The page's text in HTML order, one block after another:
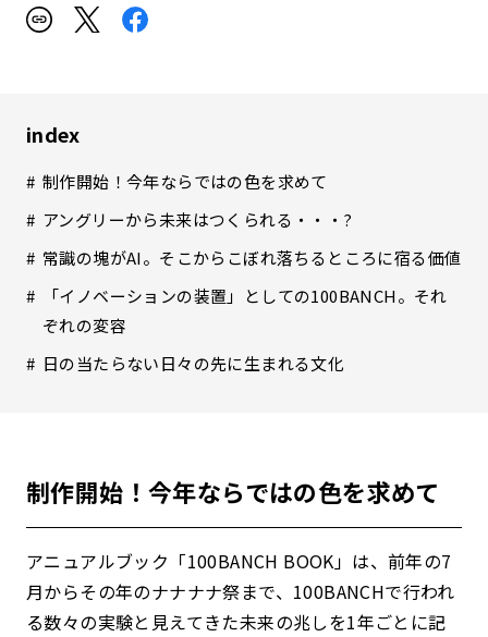
index
制作開始！今年ならではの色を求めて
アングリーから未来はつくられる・・・?
常識の塊がAI。そこからこぼれ落ちるところに宿る価値
「イノベーションの装置」としての100BANCH。それ
ぞれの変容
日の当たらない日々の先に生まれる文化
制作開始！今年ならではの色を求めて
アニュアルブック「100BANCH BOOK」は、前年の7
月からその年のナナナナ祭まで、100BANCHで行われ
る数々の実験と見えてきた未来の兆しを1年ごとに記